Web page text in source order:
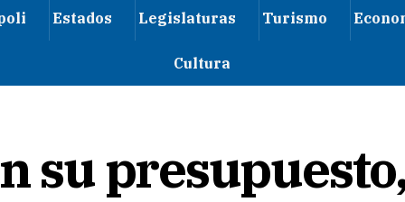
Estados Legislaturas Turismo
Cultura
su